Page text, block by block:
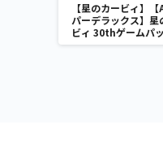
【星のカービィ】【
パーデラックス】星
ビィ 30thゲームパ
ジクッション